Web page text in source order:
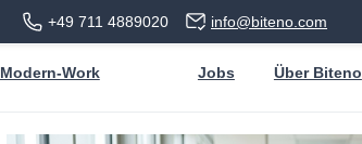
+49 711 4889020 info@biteno.com
Modern-Work Jobs Über Biteno